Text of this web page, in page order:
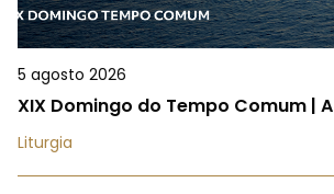
5 agosto 2026
XIX Domingo do Tempo Comum | A
Liturgia